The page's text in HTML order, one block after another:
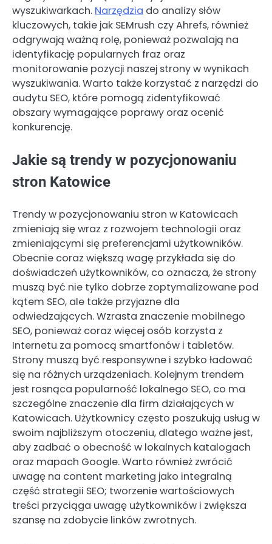
wyszukiwarkach. Narzędzia do analizy słów
kluczowych, takie jak SEMrush czy Ahrefs, również
odgrywają ważną rolę, ponieważ pozwalają na
identyfikację popularnych fraz oraz
monitorowanie pozycji naszej strony w wynikach
wyszukiwania. Warto także korzystać z narzędzi do
audytu SEO, które pomogą zidentyfikować
obszary wymagające poprawy oraz ocenić
konkurencję.
Jakie są trendy w pozycjonowaniu
stron Katowice
Trendy w pozycjonowaniu stron w Katowicach
zmieniają się wraz z rozwojem technologii oraz
zmieniającymi się preferencjami użytkowników.
Obecnie coraz większą wagę przykłada się do
doświadczeń użytkowników, co oznacza, że strony
muszą być nie tylko dobrze zoptymalizowane pod
kątem SEO, ale także przyjazne dla
odwiedzających. Wzrasta znaczenie mobilnego
SEO, ponieważ coraz więcej osób korzysta z
Internetu za pomocą smartfonów i tabletów.
Strony muszą być responsywne i szybko ładować
się na różnych urządzeniach. Kolejnym trendem
jest rosnąca popularność lokalnego SEO, co ma
szczególne znaczenie dla firm działających w
Katowicach. Użytkownicy często poszukują usług w
swoim najbliższym otoczeniu, dlatego ważne jest,
aby zadbać o obecność w lokalnych katalogach
oraz mapach Google. Warto również zwrócić
uwagę na content marketing jako integralną
część strategii SEO; tworzenie wartościowych
treści przyciąga uwagę użytkowników i zwiększa
szansę na zdobycie linków zwrotnych.